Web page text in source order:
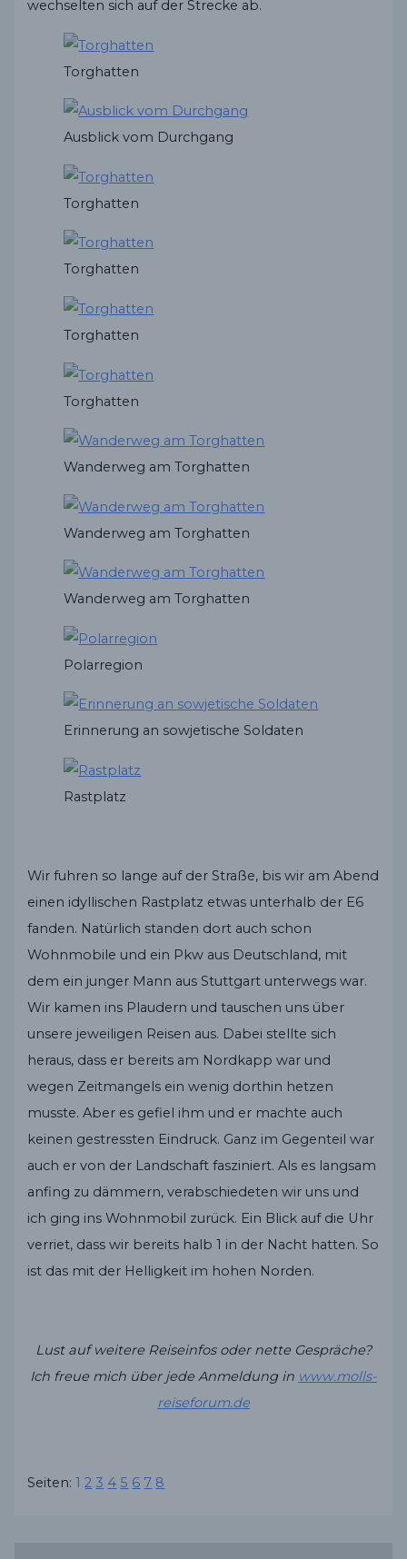
wechselten sich auf der Strecke ab.
Torghatten
Ausblick vom Durchgang
Torghatten
Torghatten
Torghatten
Torghatten
Wanderweg am Torghatten
Wanderweg am Torghatten
Wanderweg am Torghatten
Polarregion
Erinnerung an sowjetische Soldaten
Rastplatz
Wir fuhren so lange auf der Straße, bis wir am Abend
einen idyllischen Rastplatz etwas unterhalb der E6
fanden. Natürlich standen dort auch schon
Wohnmobile und ein Pkw aus Deutschland, mit
dem ein junger Mann aus Stuttgart unterwegs war.
Wir kamen ins Plaudern und tauschen uns über
unsere jeweiligen Reisen aus. Dabei stellte sich
heraus, dass er bereits am Nordkapp war und
wegen Zeitmangels ein wenig dorthin hetzen
musste. Aber es gefiel ihm und er machte auch
keinen gestressten Eindruck. Ganz im Gegenteil war
auch er von der Landschaft fasziniert. Als es langsam
anfing zu dämmern, verabschiedeten wir uns und
ich ging ins Wohnmobil zurück. Ein Blick auf die Uhr
verriet, dass wir bereits halb 1 in der Nacht hatten. So
ist das mit der Helligkeit im hohen Norden.
Lust auf weitere Reiseinfos oder nette Gespräche?
Ich freue mich über jede Anmeldung in www.molls-
reiseforum.de
Seiten:1 2 3 4 5 6 7 8